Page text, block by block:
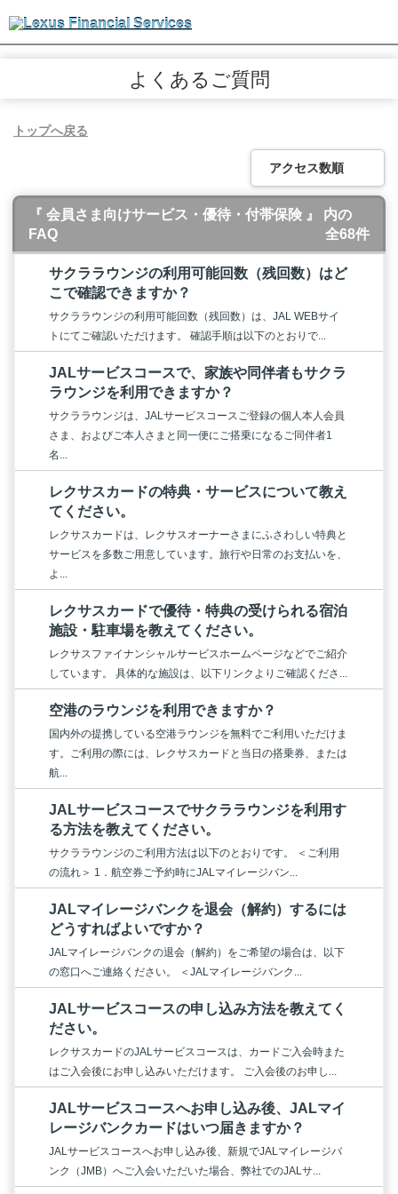
よくあるご質問
トップへ戻る
アクセス数順
『 会員さま向けサービス・優待・付帯保険 』 内の
FAQ
全68件
サクララウンジの利用可能回数（残回数）はど
こで確認できますか？
サクララウンジの利用可能回数（残回数）は、JAL WEBサイ
トにてご確認いただけます。 確認手順は以下のとおりで...
JALサービスコースで、家族や同伴者もサクラ
ラウンジを利用できますか？
サクララウンジは、JALサービスコースご登録の個人本人会員
さま、およびご本人さまと同一便にご搭乗になるご同伴者1
名...
レクサスカードの特典・サービスについて教え
てください。
レクサスカードは、レクサスオーナーさまにふさわしい特典と
サービスを多数ご用意しています。旅行や日常のお支払いを、
よ...
レクサスカードで優待・特典の受けられる宿泊
施設・駐車場を教えてください。
レクサスファイナンシャルサービスホームページなどでご紹介
しています。 具体的な施設は、以下リンクよりご確認くださ...
空港のラウンジを利用できますか？
国内外の提携している空港ラウンジを無料でご利用いただけま
す。ご利用の際には、レクサスカードと当日の搭乗券、または
航...
JALサービスコースでサクララウンジを利用す
る方法を教えてください。
サクララウンジのご利用方法は以下のとおりです。 ＜ご利用
の流れ＞ 1．航空券ご予約時にJALマイレージバン...
JALマイレージバンクを退会（解約）するには
どうすればよいですか？
JALマイレージバンクの退会（解約）をご希望の場合は、以下
の窓口へご連絡ください。 ＜JALマイレージバンク...
JALサービスコースの申し込み方法を教えてく
ださい。
レクサスカードのJALサービスコースは、カードご入会時また
はご入会後にお申し込みいただけます。 ご入会後のお申し...
JALサービスコースへお申し込み後、JALマイ
レージバンクカードはいつ届きますか？
JALサービスコースへお申し込み後、新規でJALマイレージバ
ンク（JMB）へご入会いただいた場合、弊社でのJALサ...